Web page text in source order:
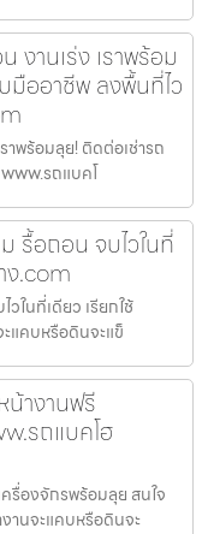
งานเร่ง เราพร้อม
มืออาชีพ ลงพื้นที่ไว
าพร้อมลุย! ติดต่อเช่ารถ
รถแบคโ
รื้อถอน จบไวในที่
ง.com
ในที่เดียว เรียกใช้
แคบหรือดินจะแข็
น้างานฟรี
รถแบคโฮ
รื่องจักรพร้อมลุย สนใจ
านจะแคบหรือดินจะ